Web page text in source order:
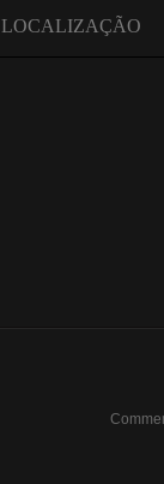
LOCALIZAÇÃO